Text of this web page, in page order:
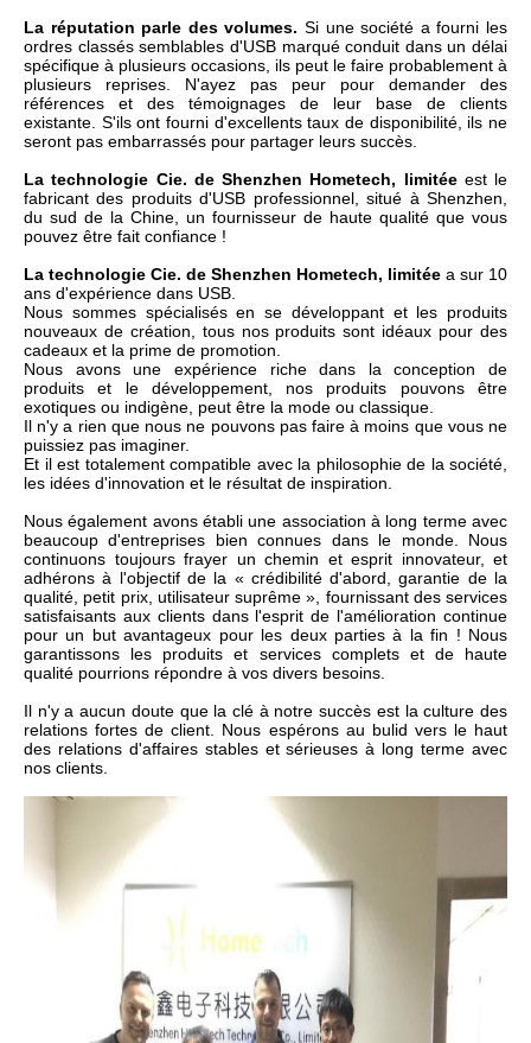
La réputation parle des volumes. Si une société a fourni les
ordres classés semblables d'USB marqué conduit dans un délai
spécifique à plusieurs occasions, ils peut le faire probablement à
plusieurs reprises. N'ayez pas peur pour demander des
références et des témoignages de leur base de clients
existante. S'ils ont fourni d'excellents taux de disponibilité, ils ne
seront pas embarrassés pour partager leurs succès.
La technologie Cie. de Shenzhen Hometech, limitéeest le
fabricant des produits d'USB professionnel, situé à Shenzhen,
du sud de la Chine, un fournisseur de haute qualité que vous
pouvez être fait confiance !
La technologie Cie. de Shenzhen Hometech, limitée a sur 10
ans d'expérience dans USB.
Nous sommes spécialisés en se développant et les produits
nouveaux de création, tous nos produits sont idéaux pour des
cadeaux et la prime de promotion.
Nous avons une expérience riche dans la conception de
produits et le développement, nos produits pouvons être
exotiques ou indigène, peut être la mode ou classique.
Il n'y a rien que nous ne pouvons pas faire à moins que vous ne
puissiez pas imaginer.
Et il est totalement compatible avec la philosophie de la société,
les idées d'innovation et le résultat de inspiration.
Nous également avons établi une association à long terme avec
beaucoup d'entreprises bien connues dans le monde. Nous
continuons toujours frayer un chemin et esprit innovateur, et
adhérons à l'objectif de la « crédibilité d'abord, garantie de la
qualité, petit prix, utilisateur suprême », fournissant des services
satisfaisants aux clients dans l'esprit de l'amélioration continue
pour un but avantageux pour les deux parties à la fin ! Nous
garantissons les produits et services complets et de haute
qualité pourrions répondre à vos divers besoins.
Il n'y a aucun doute que la clé à notre succès est la culture des
relations fortes de client. Nous espérons au bulid vers le haut
des relations d'affaires stables et sérieuses à long terme avec
nos clients.